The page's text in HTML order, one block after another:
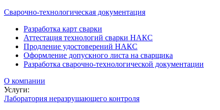
Сварочно-технологическая документация
Разработка карт сварки
Аттестация технологий сварки НАКС
Продление удостоверений НАКС
Оформление допускного листа на сварщика
Разработка сварочно-технологической документации
О компании
Услуги:
Лаборатория неразрушающего контроля